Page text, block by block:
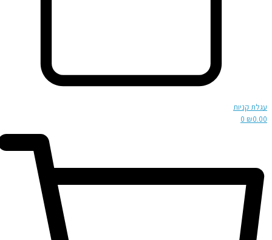
עגלת קניות
₪0.00
0